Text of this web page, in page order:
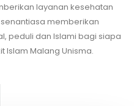
layanan kesehatan
memberikan
peduli dan Islami bagi siapa
Islam Malang Unisma.